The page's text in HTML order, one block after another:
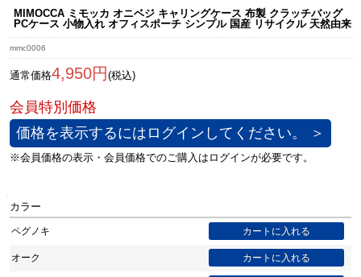
MIMOCCA ミモッカ オニベジ キャリングケース 布製 クラッチバッグ
PCケース 小物入れ オフィスポーチ シンプル 国産 リサイクル 天然由来
mmc0006
通常価格4,950円 (税込)
価格を表示するにはログインしてください。 ＞
カラー
ペグノキ
オーク